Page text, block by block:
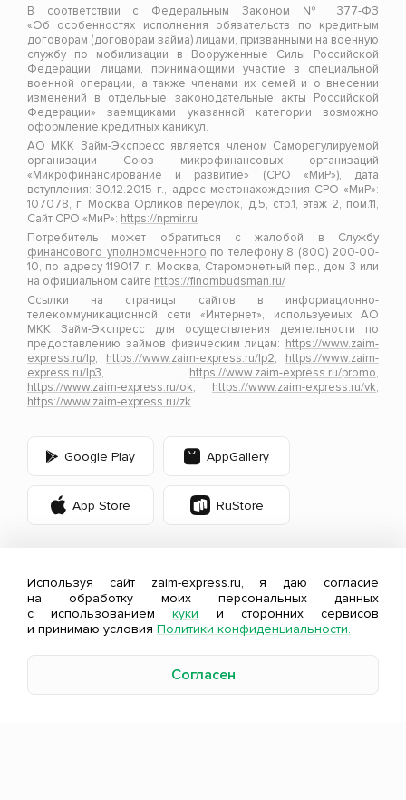
Google Play AppGallery
App Store RuStore
В соответствии с Федеральным Законом № 377-ФЗ
«Об особенностях исполнения обязательств по кредитным
договорам (договорам займа) лицами, призванными на военную
службу по мобилизации в Вооруженные Силы Российской
Федерации, лицами, принимающими участие в специальной
военной операции, а также членами их семей и о внесении
изменений в отдельные законодательные акты Российской
Федерации» заемщиками указанной категории возможно
оформление кредитных каникул.
АО МКК Займ-Экспресс является членом Саморегулируемой
организации Союз микрофинансовых организаций
«Микрофинансирование и развитие» (СРО «МиР»), дата
вступления: 30.12.2015 г., адрес местонахождения СРО «МиР»:
107078, г. Москва Орликов переулок, д.5, стр.1, этаж 2, пом.11,
Сайт СРО «МиР»: https://npmir.ru
Потребитель может обратиться с жалобой в Службу
финансового уполномоченного по телефону 8 (800) 200-00-
10, по адресу 119017, г. Москва, Старомонетный пер., дом 3 или
на официальном сайте https://finombudsman.ru/
Ссылки на страницы сайтов в информационно-
телекоммуникационной сети «Интернет», используемых АО
МКК Займ-Экспресс для осуществления деятельности по
предоставлению займов физическим лицам: https://www.zaim-
express.ru/lp, https://www.zaim-express.ru/lp2, https://www.zaim-
express.ru/lp3, https://www.zaim-express.ru/promo,
https://www.zaim-express.ru/ok, https://www.zaim-express.ru/vk,
https://www.zaim-express.ru/zk
Оценивайте свои финансовые возможности и
риски.
Изучитевсе условия займа.
Используя сайт zaim-express.ru, я даю согласие
на обработку моих персональных данных
с использованиемкуки и сторонних сервисов
и принимаю условия Политики конфиденциальности.
Согласен